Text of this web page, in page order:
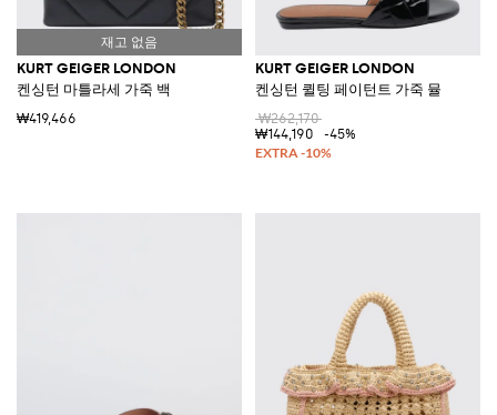
KURT GEIGER LONDON
켄싱턴 마틀라세 가죽 백
₩419,466
KURT GEIGER LONDON
켄싱턴 퀼팅 페이턴트 가죽 뮬
₩262,170
₩144,190
-45%